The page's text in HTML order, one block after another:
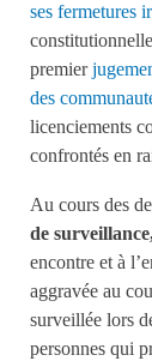
ses fermetures
premier
des
licenciements
confrontés en
Au cours des
de
encontre et à
aggravée au
surveillée lors
personnes qui